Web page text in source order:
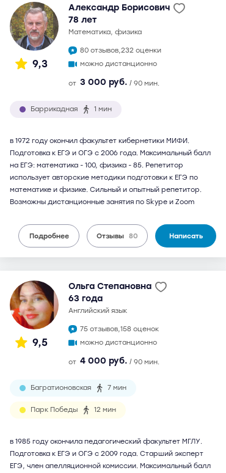
9,3
Александр Борисович
78 лет
математика, физика
80 отзывов,232 оценки
можно дистанционно
от 3 000 руб. / 90 мин.
Баррикадная 1 мин
в 1972 году окончил факультет кибернетики МИФИ.
Подготовка к ЕГЭ и ОГЭ с 2006 года. Максимальный балл
на ЕГЭ: математика - 100, физика - 85. Репетитор
использует авторские методики подготовки к ЕГЭ по
математике и физике. Сильный и опытный репетитор.
Возможны дистанционные занятия по Skype и Zoom
Подробнее Отзывы 80 Написать
9,5
Ольга Степановна
63 года
английский язык
75 отзывов,158 оценок
можно дистанционно
от 4 000 руб. / 90 мин.
Багратионовская 7 мин
Парк Победы 12 мин
в 1985 году окончила педагогический факультет МГЛУ.
Подготовка к ЕГЭ и ОГЭ с 2009 года. Старший эксперт
ЕГЭ, член апелляционной комиссии. Максимальный балл